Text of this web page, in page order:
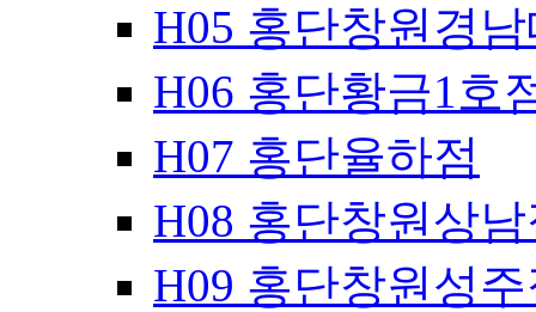
H05 홍단창원경
H06 홍단황금1호
H07 홍단율하점
H08 홍단창원상
H09 홍단창원성